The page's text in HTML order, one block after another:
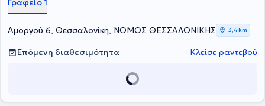
Γραφείο 1
Αμοργού 6, Θεσσαλονίκη, ΝΟΜΟΣ ΘΕΣΣΑΛΟΝΙΚΗΣ 3,4 km
Επόμενη διαθεσιμότητα Κλείσε ραντεβού